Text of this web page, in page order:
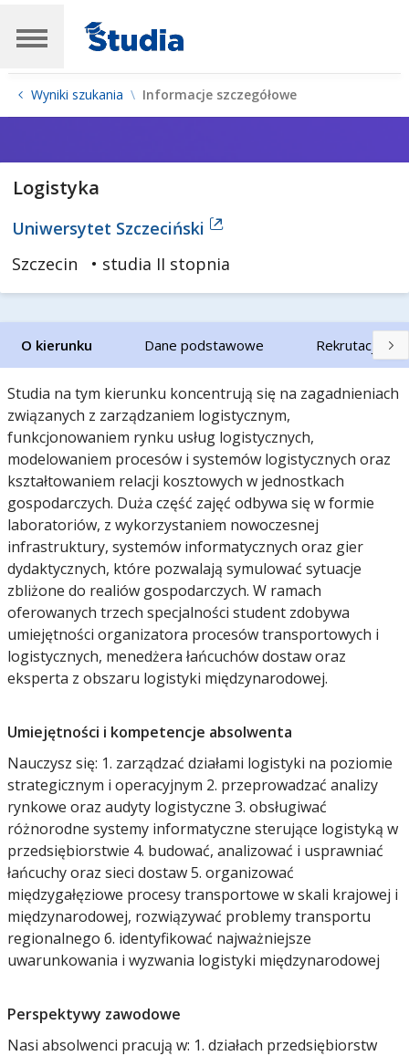
Wyniki szukania Informacje szczegółowe
Logistyka
Uniwersytet Szczeciński
Szczecin
• studia II stopnia
O kierunku Dane podstawowe Rekrutacja
Studia na tym kierunku koncentrują się na zagadnieniach
związanych z zarządzaniem logistycznym,
funkcjonowaniem rynku usług logistycznych,
modelowaniem procesów i systemów logistycznych oraz
kształtowaniem relacji kosztowych w jednostkach
gospodarczych. Duża część zajęć odbywa się w formie
laboratoriów, z wykorzystaniem nowoczesnej
infrastruktury, systemów informatycznych oraz gier
dydaktycznych, które pozwalają symulować sytuacje
zbliżone do realiów gospodarczych. W ramach
oferowanych trzech specjalności student zdobywa
umiejętności organizatora procesów transportowych i
logistycznych, menedżera łańcuchów dostaw oraz
eksperta z obszaru logistyki międzynarodowej.
Umiejętności i kompetencje absolwenta
Nauczysz się: 1. zarządzać działami logistyki na poziomie
strategicznym i operacyjnym 2. przeprowadzać analizy
rynkowe oraz audyty logistyczne 3. obsługiwać
różnorodne systemy informatyczne sterujące logistyką w
przedsiębiorstwie 4. budować, analizować i usprawniać
łańcuchy oraz sieci dostaw 5. organizować
międzygałęziowe procesy transportowe w skali krajowej i
międzynarodowej, rozwiązywać problemy transportu
regionalnego 6. identyfikować najważniejsze
uwarunkowania i wyzwania logistyki międzynarodowej
Perspektywy zawodowe
Nasi absolwenci pracują w: 1. działach przedsiębiorstw